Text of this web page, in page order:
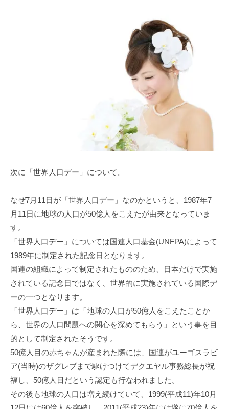
次に「世界人口デー」について。
なぜ7月11日が「世界人口デー」なのかというと、1987年7
月11日に地球の人口が50億人をこえたが由来となっていま
す。
「世界人口デー」については国連人口基金(UNFPA)によって
1989年に制定された記念日となります。
国連の組織によって制定されたもののため、日本だけで実施
されている記念日ではなく、世界的に実施されている国際デ
ーの一つとなります。
「世界人口デー」は「地球の人口が50億人をこえたことか
ら、世界の人口問題への関心を深めてもらう」という事を目
的として制定されたそうです。
50億人目の赤ちゃんが産まれた際には、国連がユーゴスラビ
ア(当時)のザグレブまで駆けつけてデクエヤル事務総長が祝
福し、50億人目だという認定も行なわれました。
その後も地球の人口は増え続けていて、1999(平成11)年10月